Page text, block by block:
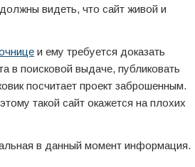
видеть, что сайт живой и
и ему требуется доказать
в поисковой выдаче, публиковать
посчитает проект заброшенным.
такой сайт окажется на плохих
в данный момент информация.